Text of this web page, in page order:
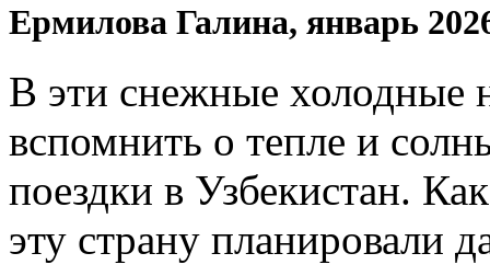
Ермилова Галина, январь
В эти снежные холодные
вспомнить о тепле и
поездки в Узбекистан.
эту страну планировали